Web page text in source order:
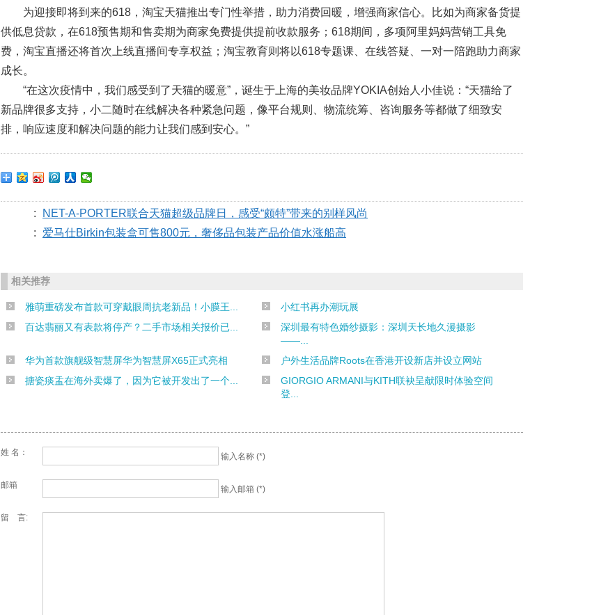
为迎接即将到来的618，淘宝天猫推出专门性举措，助力消费回暖，增强商家信心。比如为商家备货提
供低息贷款，在618预售期和售卖期为商家免费提供提前收款服务；618期间，多项阿里妈妈营销工具免
费，淘宝直播还将首次上线直播间专享权益；淘宝教育则将以618专题课、在线答疑、一对一陪跑助力商家
成长。
“在这次疫情中，我们感受到了天猫的暖意”，诞生于上海的美妆品牌YOKIA创始人小佳说：“天猫给了
新品牌很多支持，小二随时在线解决各种紧急问题，像平台规则、物流统筹、咨询服务等都做了细致安
排，响应速度和解决问题的能力让我们感到安心。”
:
NET-A-PORTER联合天猫超级品牌日，感受“颇特”带来的别样风尚
:
爱马仕Birkin包装盒可售800元，奢侈品包装产品价值水涨船高
相关推荐
雅萌重磅发布首款可穿戴眼周抗老新品！小膜王...
小红书再办潮玩展
百达翡丽又有表款将停产？二手市场相关报价已...
深圳最有特色婚纱摄影：深圳天长地久漫摄影
——...
华为首款旗舰级智慧屏华为智慧屏X65正式亮相
户外生活品牌Roots在香港开设新店并设立网站
搪瓷痰盂在海外卖爆了，因为它被开发出了一个...
GIORGIO ARMANI与KITH联袂呈献限时体验空间
登...
姓 名： 输入名称 (*)
邮箱 输入邮箱 (*)
留 言: